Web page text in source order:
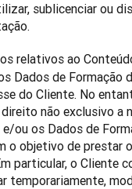
sublicenciar ou
relativos ao
Dados de Formação
do Cliente. No
não exclusivo a
ou os Dados de
o objetivo de prestar
particular, o Cliente
temporariamente,